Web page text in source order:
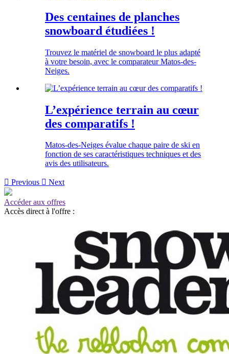
Des centaines de planches
snowboard étudiées !
Trouvez le matériel de snowboard le plus adapté
à votre besoin, avec le comparateur Matos-des-
Neiges.
L’expérience terrain au cœur
des comparatifs !
Matos-des-Neiges évalue chaque paire de ski en
fonction de ses caractéristiques techniques et des
avis des utilisateurs.
 Previous  Next
Accéder aux offres
Accès direct à l'offre :